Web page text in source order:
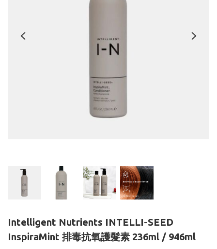
Intelligent Nutrients INTELLI-SEED
InspiraMint 排毒抗氧護髮素 236ml / 946ml